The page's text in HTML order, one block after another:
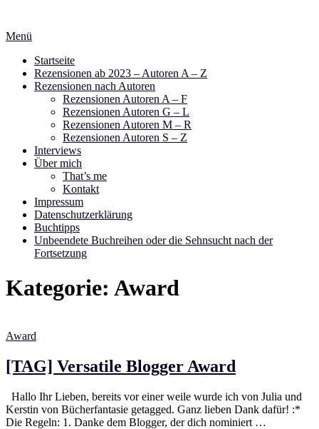
springen
Menü
Startseite
Rezensionen ab 2023 – Autoren A – Z
Rezensionen nach Autoren
Rezensionen Autoren A – F
Rezensionen Autoren G – L
Rezensionen Autoren M – R
Rezensionen Autoren S – Z
Interviews
Über mich
That’s me
Kontakt
Impressum
Datenschutzerklärung
Buchtipps
Unbeendete Buchreihen oder die Sehnsucht nach der
Fortsetzung
Kategorie: Award
Award
[TAG] Versatile Blogger Award
Hallo Ihr Lieben, bereits vor einer weile wurde ich von Julia und
Kerstin von Bücherfantasie getagged. Ganz lieben Dank dafür! :*
Die Regeln: 1. Danke dem Blogger, der dich nominiert …